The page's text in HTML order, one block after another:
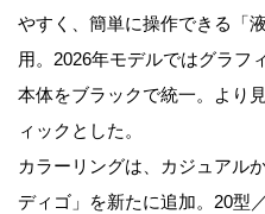
やすく、簡単に操作できる「
用。2026年モデルではグラフ
本体をブラックで統一。より
ィックとした。
カラーリングは、カジュアル
ディゴ」を新たに追加。20型